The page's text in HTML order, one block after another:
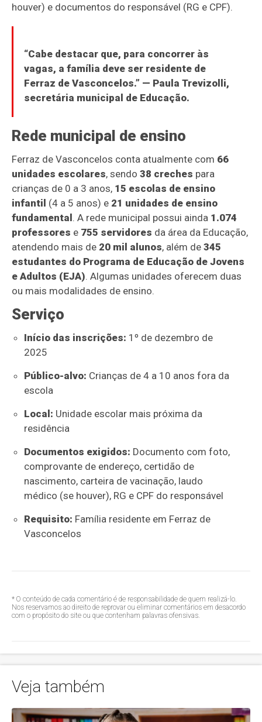
houver) e documentos do responsável (RG e CPF).
“Cabe destacar que, para concorrer às
vagas, a família deve ser residente de
Ferraz de Vasconcelos.” — Paula Trevizolli,
secretária municipal de Educação.
Rede municipal de ensino
Ferraz de Vasconcelos conta atualmente com 66
unidades escolares, sendo38 creches para
crianças de 0 a 3 anos, 15 escolas de ensino
infantil (4 a 5 anos) e 21 unidades de ensino
fundamental. A rede municipal possui ainda 1.074
professores e 755 servidores da área da Educação,
atendendo mais de 20 mil alunos, além de345
estudantes do Programa de Educação de Jovens
e Adultos (EJA). Algumas unidades oferecem duas
ou mais modalidades de ensino.
Serviço
Início das inscrições: 1º de dezembro de
2025
Público-alvo: Crianças de 4 a 10 anos fora da
escola
Local: Unidade escolar mais próxima da
residência
Documentos exigidos: Documento com foto,
comprovante de endereço, certidão de
nascimento, carteira de vacinação, laudo
médico (se houver), RG e CPF do responsável
Requisito: Família residente em Ferraz de
Vasconcelos
* O conteúdo de cada comentário é de responsabilidade de quem realizá-lo.
Nos reservamos ao direito de reprovar ou eliminar comentários em desacordo
com o propósito do site ou que contenham palavras ofensivas.
Veja também